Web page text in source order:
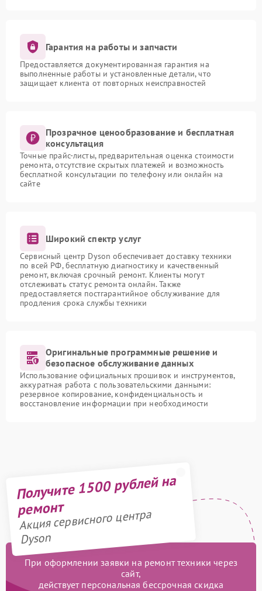
Гарантия на работы и запчасти
Предоставляется документированная гарантия на
выполненные работы и установленные детали, что
защищает клиента от повторных неисправностей
Прозрачное ценообразование и бесплатная
консультация
Точные прайс-листы, предварительная оценка стоимости
ремонта, отсутствие скрытых платежей и возможность
бесплатной консультации по телефону или онлайн на
сайте
Широкий спектр услуг
Сервисный центр Dyson обеспечивает доставку техники
по всей РФ, бесплатную диагностику и качественный
ремонт, включая срочный ремонт. Клиенты могут
отслеживать статус ремонта онлайн. Также
предоставляется постгарантийное обслуживание для
продления срока службы техники
Оригинальные программные решение и
безопасное обслуживание данных
Использование официальных прошивок и инструментов,
аккуратная работа с пользовательскими данными:
резервное копирование, конфиденциальность и
восстановление информации при необходимости
Получите 1500 рублей на
ремонт
Акция сервисного центра
Dyson
При оформлении заявки на ремонт техники через
сайт,
действует персональная бессрочная скидка